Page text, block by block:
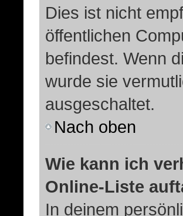
Dies ist nicht
öffentlichen
befindest. Wenn
wurde sie
ausgeschaltet.
Nach oben
Wie kann ich
Online-Liste
In deinem